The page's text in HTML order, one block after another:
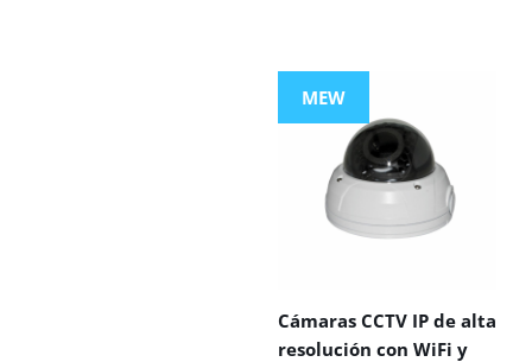
MEW
Cámaras CCTV IP de alta
resolución con WiFi y